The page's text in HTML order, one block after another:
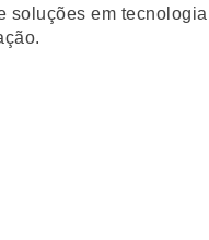
soluções em tecnologia